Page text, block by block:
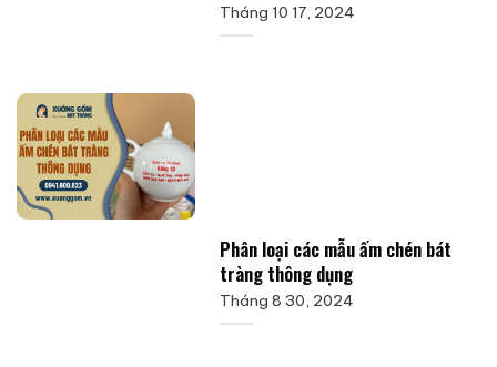
Tháng 10 17, 2024
Phân loại các mẫu ấm chén bát
tràng thông dụng
Tháng 8 30, 2024